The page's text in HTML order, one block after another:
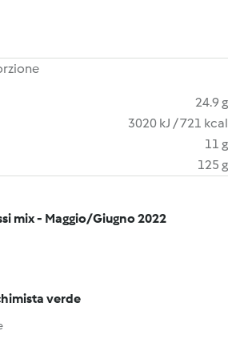
24.9 g
3020 kJ / 721 kcal
11 g
125 g
mix - Maggio/Giugno 2022
verde